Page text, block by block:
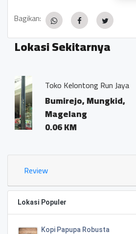
Bagikan:
Lokasi Sekitarnya
Jaya
Review
Lokasi Populer
Kopi Papupa Robusta